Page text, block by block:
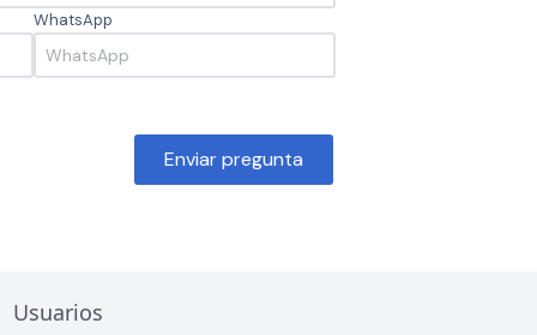
WhatsApp
Enviar pregunta
Usuarios